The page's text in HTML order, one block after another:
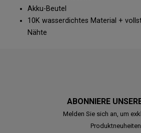
Akku-Beutel
10K wasserdichtes Material +
Nähte
ABONNIERE
Melden Sie sich an, um